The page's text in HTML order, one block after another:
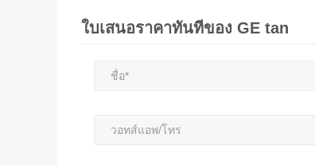
ใบเสนอราคาทันทีของ GE tan